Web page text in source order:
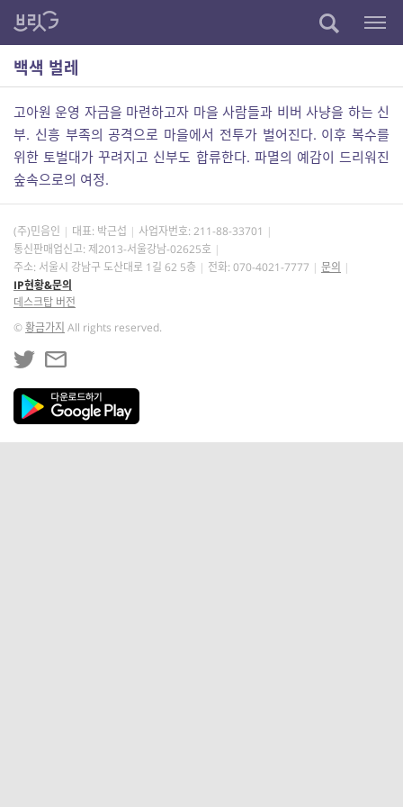
백색 벌레
고아원 운영 자금을 마련하고자 마을 사람들과 비버 사냥을 하는 신
부. 신흥 부족의 공격으로 마을에서 전투가 벌어진다. 이후 복수를
위한 토벌대가 꾸려지고 신부도 합류한다. 파멸의 예감이 드리워진
숲속으로의 여정.
(주)민음인 대표: 박근섭 사업자번호: 211-88-33701
통신판매업신고: 제2013-서울강남-02625호
주소: 서울시 강남구 도산대로 1길 62 5층
전화: 070-4021-7777
문의
IP현황&문의
데스크탑 버전
©황금가지 All rights reserved.